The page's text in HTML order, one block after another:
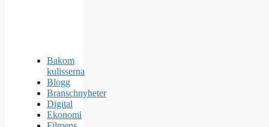
Bakom
kulisserna
Blogg
Branschnyheter
Digital
Ekonomi